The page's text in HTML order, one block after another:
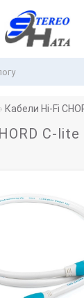
Кабели Hi-Fi
C-